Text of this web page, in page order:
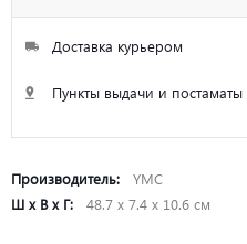
Доставка курьером
Пункты выдачи и постаматы
Производитель: YMC
Ш х В х Г:
48.7 х 7.4 х 10.6 см